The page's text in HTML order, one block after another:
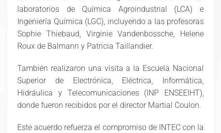
laboratorios de Química Agroindustrial (LCA) e
Ingeniería Química (LGC), incluyendo a las profesoras
Sophie Thiebaud, Virginie Vandenbossche, Helene
Roux de Balmann y Patricia Taillandier.
También realizaron una visita a la Escuela Nacional
Superior de Electrónica, Eléctrica, Informática,
Hidráulica y Telecomunicaciones (INP ENSEEIHT),
donde fueron recibidos por el director Martial Coulon.
Este acuerdo refuerza el compromiso de INTEC con la